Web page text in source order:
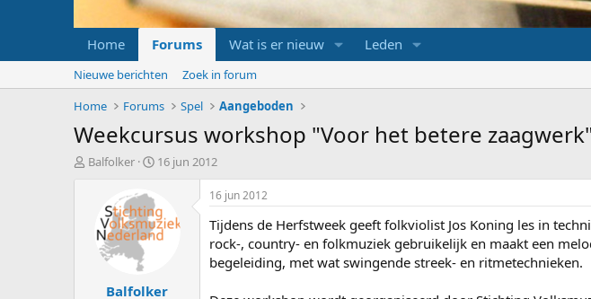
Home Forums Wat is er nieuw Leden
Nieuwe berichten
Zoek in forum
Home
Forums Spel Aangeboden
Weekcursus workshop "Voor het betere
T
Balfolker
S
r
t
d
u
16 jun 2012
Balfolker
16 jun 2012
Tijdens de Herfstweek geeft folkviolist Jos Koning les in
rock-, country- en folkmuziek gebruikelijk en maakt een
begeleiding, met wat swingende streek- en ritmetechnieken.